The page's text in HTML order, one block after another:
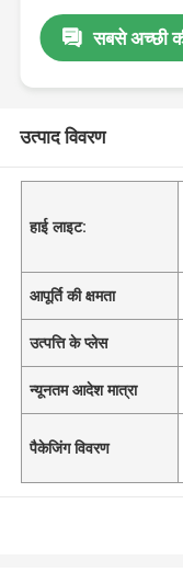
सबसे अच्छी
उत्पाद विवरण
हाई लाइट:
आपूर्ति की क्षमता
उत्पत्ति के प्लेस
न्यूनतम आदेश मात्रा
पैकेजिंग विवरण